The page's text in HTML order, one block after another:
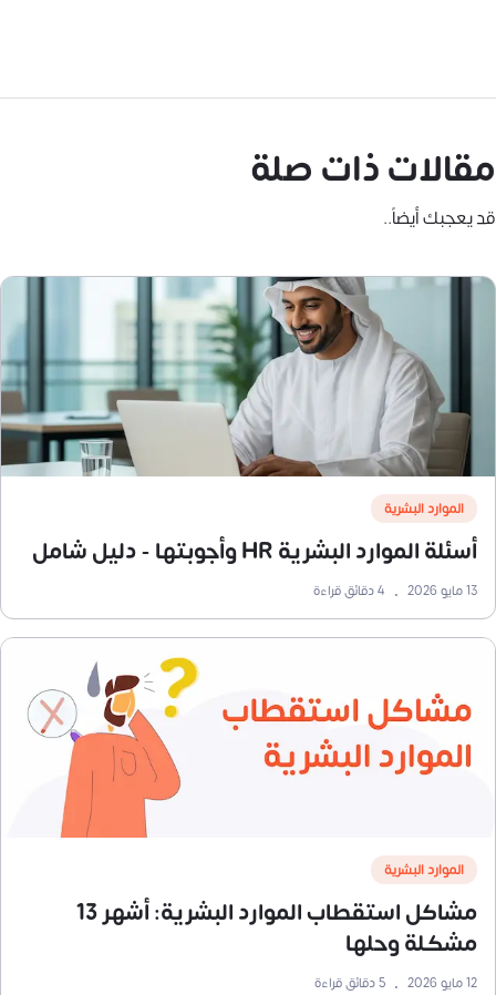
مقالات ذات صلة
قد يعجبك أيضاً..
الموارد البشرية
أسئلة الموارد البشرية HR وأجوبتها - دليل شامل
13 مايو 2026 •
4دقائق قراءة
الموارد البشرية
مشاكل استقطاب الموارد البشرية: أشهر 13
مشكلة وحلها
12 مايو 2026 •
5دقائق قراءة